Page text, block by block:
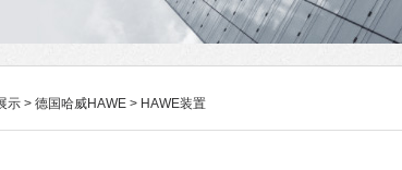
示 > 德国哈威HAWE > HAWE装置